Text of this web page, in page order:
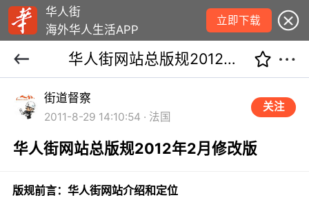
华人街
海外华人生活APP
立即下载
华人街网站总版规2012年2月修改版
街道督察
2011-8-29 14:10:54 · 法国
关注
华人街网站总版规2012年2月修改版
版规前言：华人街网站介绍和定位